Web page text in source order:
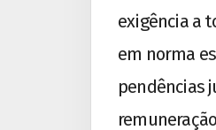
exigência a
em norma
pendências